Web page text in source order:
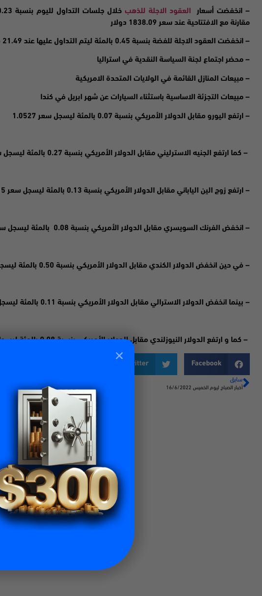
– انخفضت أسعار العقود الاجلة للذهب
مقارنة مع الافتتاحية عند سعر 1838.09 دولار
– انخفضت العقود الاجلة للفضة بنسبة 0.45 بالمئة ليتم التداول عليها عند 21.49 دولار مقارنة مع الافتتاحية عند 21.58
– محضر اجتماع لجنة السياسة النقدية في استراليا
– مبيعات المنازل القائمة في الولايات المتحدة الامريكية
– مبيعات التجزئة الاساسية باستثناء السيارات عن شهر ابريل في كندا
– ارتفع اليورو مقابل الدولار الأمريكي بنسبة 0.07 بالمئة ليسجل سعر 1.0527
– كما ارتفع الجنيه الاسترليني مقابل الدولار الأمريكي بنسبة 0.27 بالمئة ليسجل سعر 1.2268
– ارتفع زوج الين الياباني مقابل الدولار الأمريكي بنسبة 0.13 بالمئة ليسجل سعر 135.15
– انخفض الفرنك السويسري مقابل الدولار الأمريكي بنسبة 0.08 بالمئة ليسجل سعر 0.9661
– في حين انخفض الدولار الكندي مقابل الدولار الأمريكي بنسبة 0.50 بالمئة ليسجل سعر 1.2940
– بينما انخفض الدولار الاسترالي مقابل الدولار الأمريكي بنسبة 0.11 بالمئة ليسجل سعر 0.6331
– كما و ارتفع الدولار النيوزلندي مقابل الدولار الأمريكي بنسبة 0.08 بالمئة ليسجل سعر 165.80
Facebook
Twitter
سابق
أخبار الصباح ليوم الخميس 16/6/2022